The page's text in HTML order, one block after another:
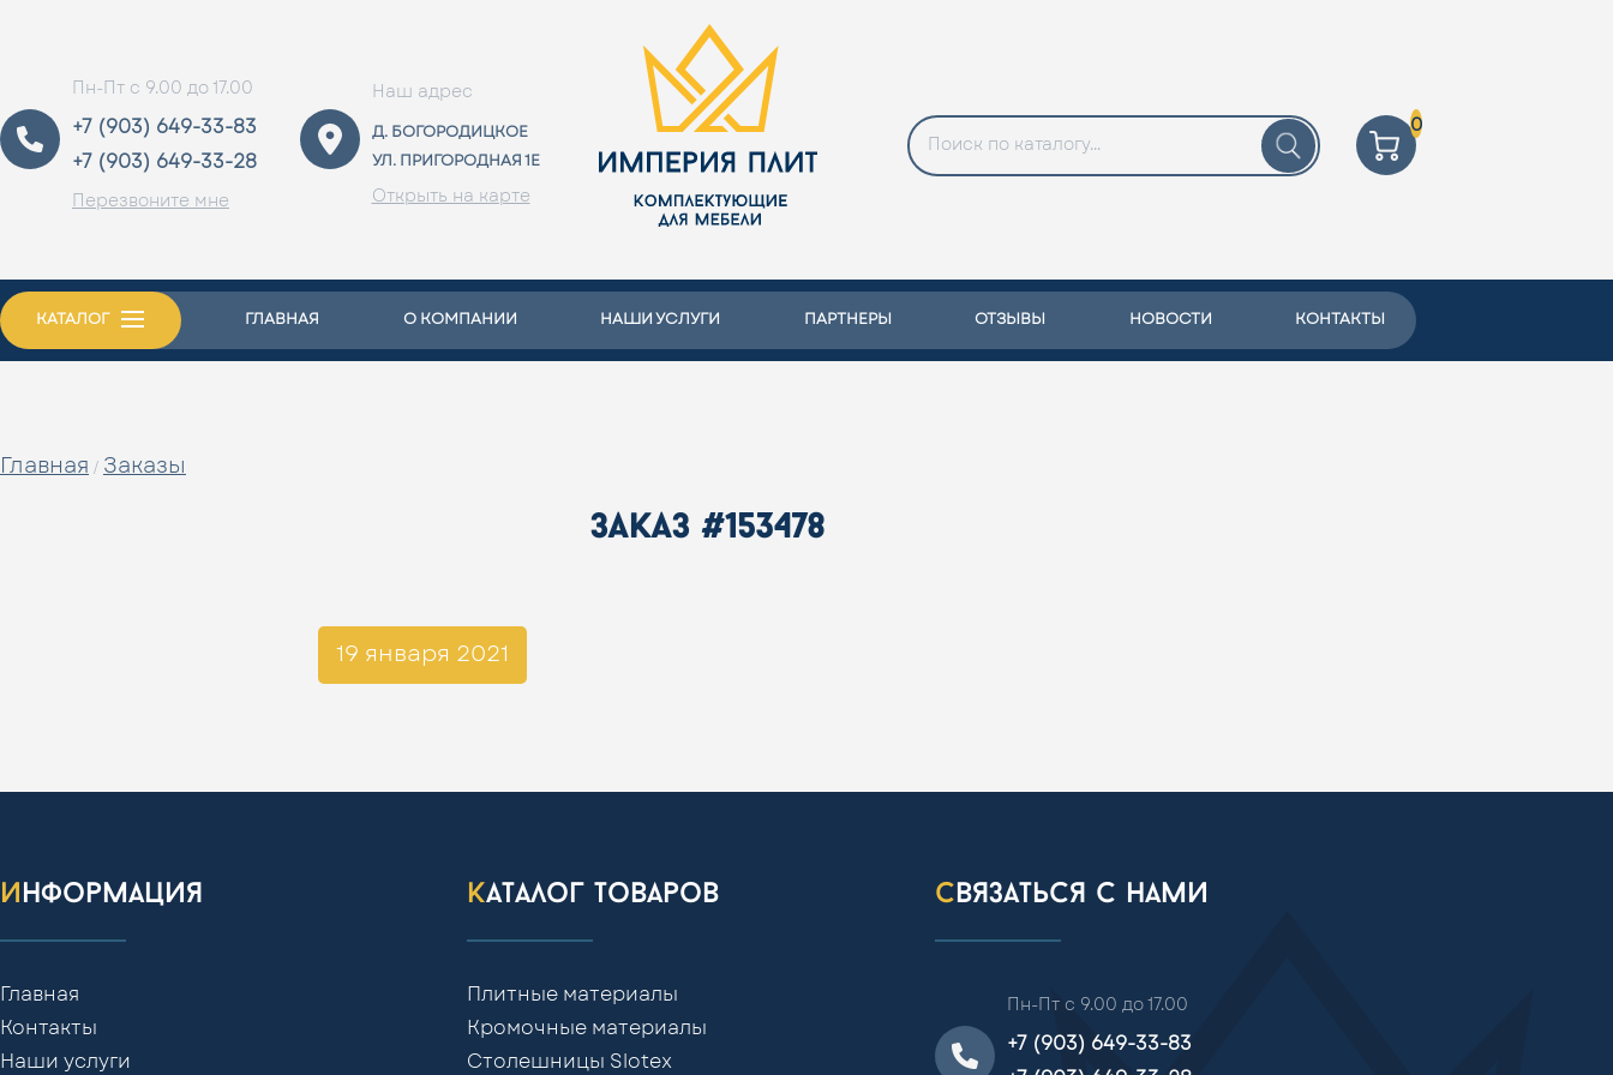
Пн-Пт с 9.00 до 17.00
+7 (903) 649-33-83
+7 (903) 649-33-28
Перезвоните мне
Наш адрес
Д. БОГОРОДИЦКОЕ
УЛ. ПРИГОРОДНАЯ 1Е
Открыть на карте
0
КАТАЛОГ ГЛАВНАЯ О КОМПАНИИ НАШИ УСЛУГИ ПАРТНЕРЫ ОТЗЫВЫ НОВОСТИ КОНТАКТЫ
Главная / Заказы
заказ #153478
19 января 2021
информация
Главная
Контакты
Наши услуги
каталог товаров
Плитные материалы
Кромочные материалы
Столешницы Slotex
связаться с нами
Пн-Пт с 9.00 до 17.00
+7 (903) 649-33-83